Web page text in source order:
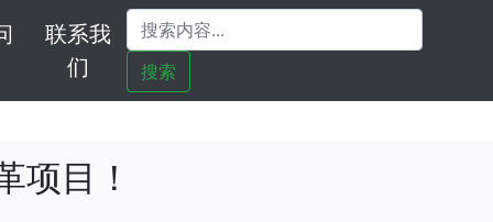
联系我
们
搜索
项目！